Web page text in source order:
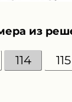
из
114 115